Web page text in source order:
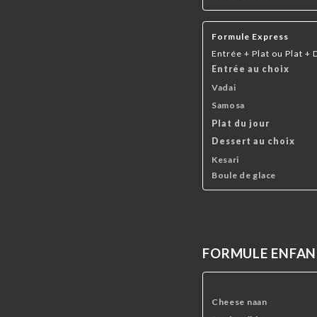
Formule Express
Entrée + Plat ou Plat +
Entrée au choix
Vadai
Samosa
Plat du jour
Dessert au choix
Kesari
Boule de glace
FORMULE
Cheese naan